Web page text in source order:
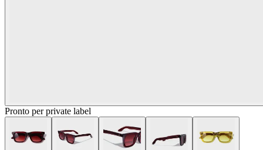
Pronto per private label